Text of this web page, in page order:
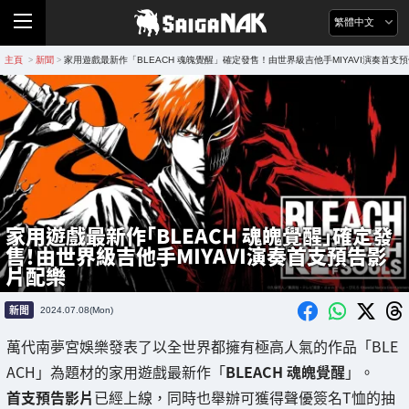
繁體中文
主頁 > 新聞 > 家用遊戲最新作「BLEACH 魂魄覺醒」確定發售！由世界級吉他手MIYAVI演奏首支
家用遊戲最新作「BLEACH 魂魄覺醒」確定發
售！由世界級吉他手MIYAVI演奏首支預告影
片配樂
新聞 2024.07.08(Mon)
萬代南夢宮娛樂發表了以全世界都擁有極高人氣的作品「BLE
ACH」為題材的家用遊戲最新作「BLEACH 魂魄覺醒 」。
首支預告影片已經上線，同時也舉辦可獲得聲優簽名T恤的抽